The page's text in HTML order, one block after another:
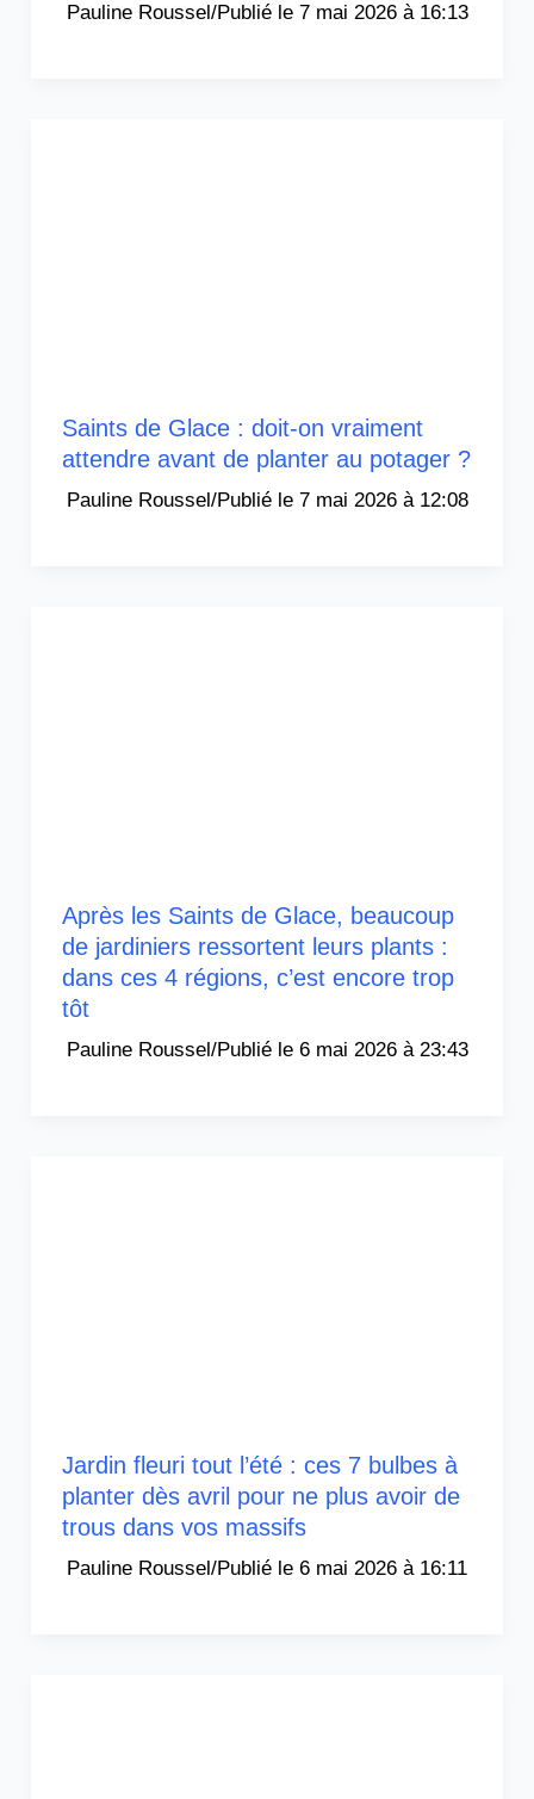
Pauline Roussel/ 7 mai 2026 à 16:13
Saints de Glace : doit-on vraiment
attendre avant de planter au potager ?
Pauline Roussel/ 7 mai 2026 à 12:08
Après les Saints de Glace, beaucoup
de jardiniers ressortent leurs plants :
dans ces 4 régions, c’est encore trop
tôt
Pauline Roussel/ 6 mai 2026 à 23:43
Jardin fleuri tout l’été : ces 7 bulbes à
planter dès avril pour ne plus avoir de
trous dans vos massifs
Pauline Roussel/ 6 mai 2026 à 16:11